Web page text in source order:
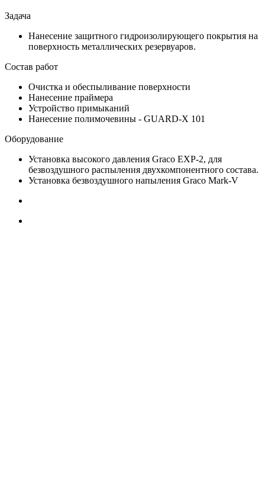
Задача
Нанесение защитного гидроизолирующего покрытия на
поверхность металлических резервуаров.
Состав работ
Очистка и обеспыливание поверхности
Нанесение праймера
Устройство примыканий
Нанесение полимочевины - GUARD-X 101
Оборудование
Установка высокого давления Graco EXP-2, для
безвоздушного распыления двухкомпонентного состава.
Установка безвоздушного напыления Graco Mark-V